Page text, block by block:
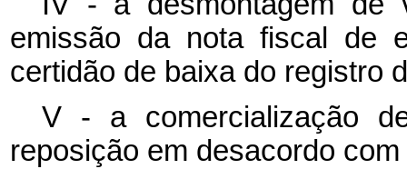
emissão da nota fiscal de
certidão de baixa do registro
V - a comercialização
reposição em desacordo